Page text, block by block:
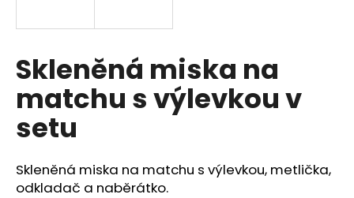
Skleněná miska na
matchu s výlevkou v
setu
Skleněná miska na matchu s výlevkou, metlička,
odkladač a naběrátko.
í
t
?
HLEDAT